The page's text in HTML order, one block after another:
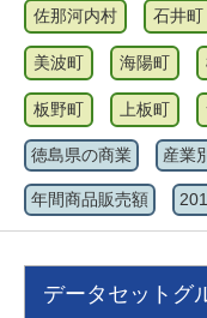
佐那河内村 石井町
美波町 海陽町
板野町 上板町
徳島県の商業 産業
年間商品販売額
データセットグ